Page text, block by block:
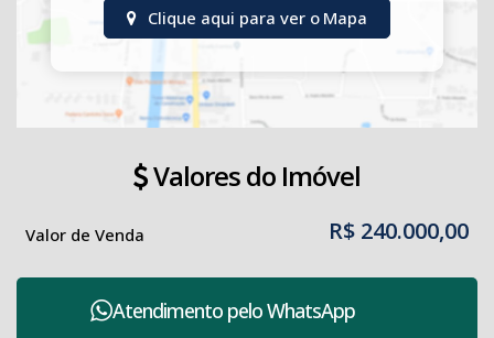
Clique aqui para ver o Mapa
Valores do Imóvel
R$ 240.000,00
Valor de Venda
Atendimento peloWhatsApp